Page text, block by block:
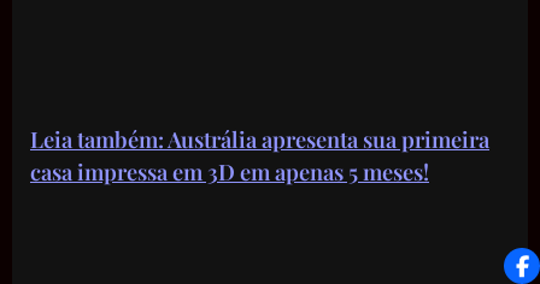
Leia também: Austrália apresenta sua primeira
casa impressa em 3D em apenas 5 meses!